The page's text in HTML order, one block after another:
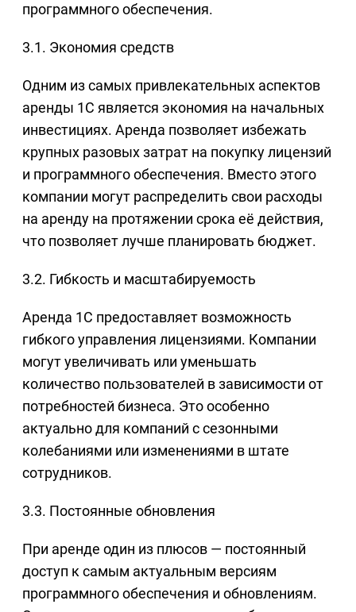
программного обеспечения.
3.1. Экономия средств
Одним из самых привлекательных аспектов
аренды 1С является экономия на начальных
инвестициях. Аренда позволяет избежать
крупных разовых затрат на покупку лицензий
и программного обеспечения. Вместо этого
компании могут распределить свои расходы
на аренду на протяжении срока её действия,
что позволяет лучше планировать бюджет.
3.2. Гибкость и масштабируемость
Аренда 1С предоставляет возможность
гибкого управления лицензиями. Компании
могут увеличивать или уменьшать
количество пользователей в зависимости от
потребностей бизнеса. Это особенно
актуально для компаний с сезонными
колебаниями или изменениями в штате
сотрудников.
3.3. Постоянные обновления
При аренде один из плюсов — постоянный
доступ к самым актуальным версиям
программного обеспечения и обновлениям.